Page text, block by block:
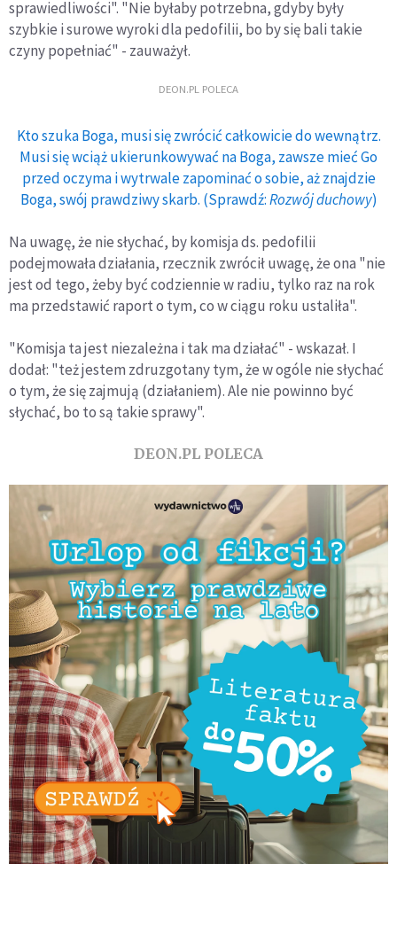
sprawiedliwości". "Nie byłaby potrzebna, gdyby były
szybkie i surowe wyroki dla pedofilii, bo by się bali takie
czyny popełniać" - zauważył.
DEON.PL POLECA
Kto szuka Boga, musi się zwrócić całkowicie do wewnątrz.
Musi się wciąż ukierunkowywać na Boga, zawsze mieć Go
przed oczyma i wytrwale zapominać o sobie, aż znajdzie
Boga, swój prawdziwy skarb. (Sprawdź:Rozwój duchowy)
Na uwagę, że nie słychać, by komisja ds. pedofilii
podejmowała działania, rzecznik zwrócił uwagę, że ona "nie
jest od tego, żeby być codziennie w radiu, tylko raz na rok
ma przedstawić raport o tym, co w ciągu roku ustaliła".
"Komisja ta jest niezależna i tak ma działać" - wskazał. I
dodał: "też jestem zdruzgotany tym, że w ogóle nie słychać
o tym, że się zajmują (działaniem). Ale nie powinno być
słychać, bo to są takie sprawy".
DEON.PL POLECA